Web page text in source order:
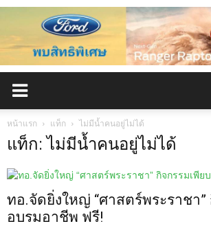
หน้าแรก แท็ก ไม่มีน้ำคนอยู่ไม่ได้
แท็ก: ไม่มีน้ำคนอยู่ไม่ได้
ทอ.จัดยิ่งใหญ่ “ศาสตร์พระราชา”
อบรมอาชีพ ฟรี!